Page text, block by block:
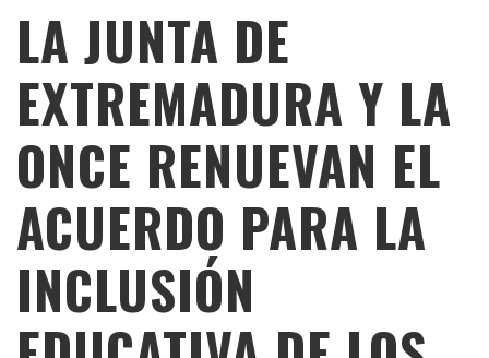
LA JUNTA DE
EXTREMADURA Y LA
ONCE RENUEVAN EL
ACUERDO PARA LA
INCLUSIÓN